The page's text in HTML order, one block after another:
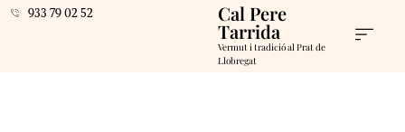
933 79 02 52 Cal Pere
Tarrida
Vermut i tradició al Prat de
Llobregat